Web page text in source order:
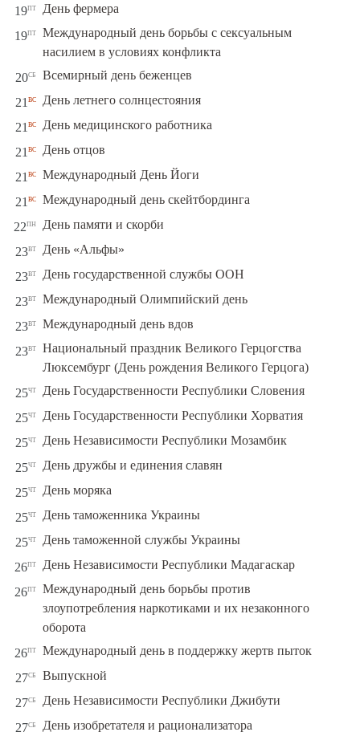
19пт День фермера
19пт Международный день борьбы с сексуальным
насилием в условиях конфликта
20сб Всемирный день беженцев
21 вс День летнего солнцестояния
21 вс День медицинского работника
21 вс День отцов
21 вс Международный День Йоги
21 вс Международный день скейтбординга
22пн День памяти и скорби
23вт День «Альфы»
23вт День государственной службы ООН
23вт Международный Олимпийский день
23вт Международный день вдов
23вт Национальный праздник Великого Герцогства
Люксембург (День рождения Великого Герцога)
25чт День Государственности Республики Словения
25чт День Государственности Республики Хорватия
25чт День Независимости Республики Мозамбик
25чт День дружбы и единения славян
25чт День моряка
25чт День таможенника Украины
25чт День таможенной службы Украины
26пт День Независимости Республики Мадагаскар
26пт Международный день борьбы против
злоупотребления наркотиками и их незаконного
оборота
26пт Международный день в поддержку жертв пыток
27сб Выпускной
27сб День Независимости Республики Джибути
27сб День изобретателя и рационализатора